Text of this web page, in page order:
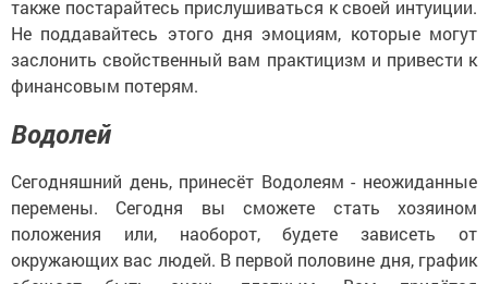
также постарайтесь прислушиваться к своей интуиции.
Не поддавайтесь этого дня эмоциям, которые могут
заслонить свойственный вам практицизм и привести к
финансовым потерям.
Водолей
Сегодняшний день, принесёт Водолеям - неожиданные
перемены. Сегодня вы сможете стать хозяином
положения или, наоборот, будете зависеть от
окружающих вас людей. В первой половине дня, график